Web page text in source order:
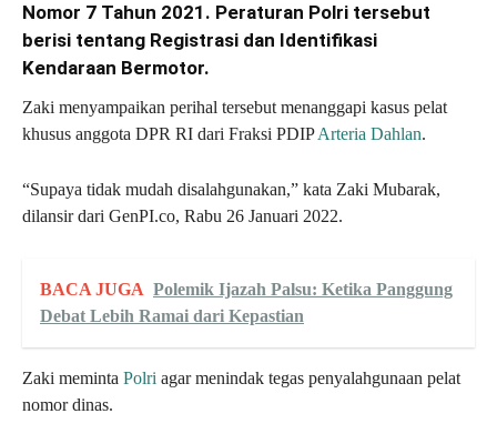
Nomor 7 Tahun 2021. Peraturan Polri tersebut
berisi tentang Registrasi dan Identifikasi
Kendaraan Bermotor.
Zaki menyampaikan perihal tersebut menanggapi kasus pelat
khusus anggota DPR RI dari Fraksi PDIPArteria Dahlan.
“Supaya tidak mudah disalahgunakan,” kata Zaki Mubarak,
dilansir dari GenPI.co, Rabu 26 Januari 2022.
BACA JUGA Polemik Ijazah Palsu: Ketika Panggung
Debat Lebih Ramai dari Kepastian
Zaki meminta Polri agar menindak tegas penyalahgunaan pelat
nomor dinas.